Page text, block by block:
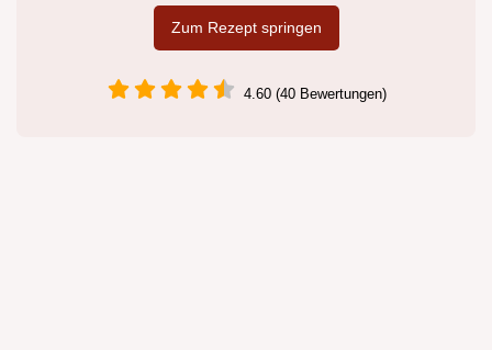
Zum Rezept springen
4.60 (40 Bewertungen)